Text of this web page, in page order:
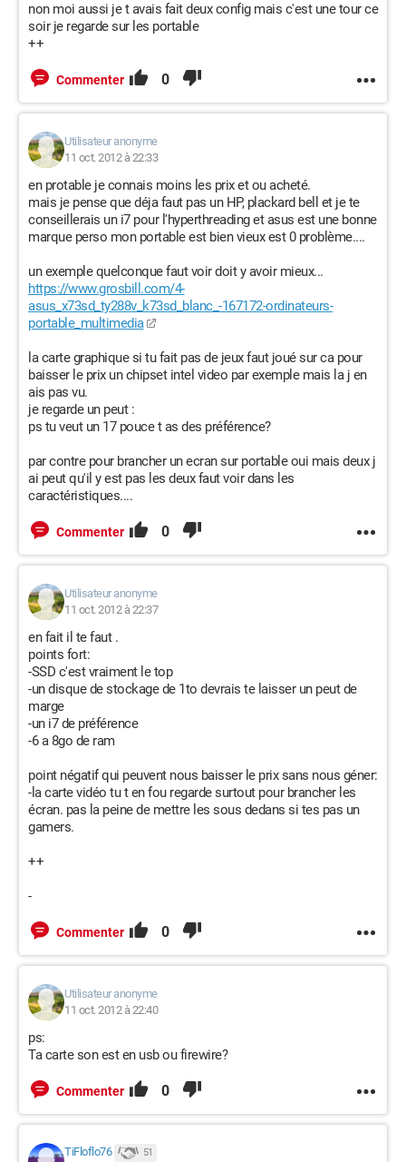
non moi aussi je t avais fait deux config mais c'est une tour ce
soir je regarde sur les portable
++
Commenter 0
Utilisateur anonyme
11 oct. 2012 à 22:33
en protable je connais moins les prix et ou acheté.
mais je pense que déja faut pas un HP, plackard bell et je te
conseillerais un i7 pour l'hyperthreading et asus est une bonne
marque perso mon portable est bien vieux est 0 problème....
un exemple quelconque faut voir doit y avoir mieux...
https://www.grosbill.com/4-
asus_x73sd_ty288v_k73sd_blanc_-167172-ordinateurs-
portable_multimedia
la carte graphique si tu fait pas de jeux faut joué sur ca pour
baisser le prix un chipset intel video par exemple mais la j en
ais pas vu.
je regarde un peut :
ps tu veut un 17 pouce t as des préférence?
par contre pour brancher un ecran sur portable oui mais deux j
ai peut qu'il y est pas les deux faut voir dans les
caractéristiques....
Commenter 0
Utilisateur anonyme
11 oct. 2012 à 22:37
en fait il te faut .
points fort:
-SSD c'est vraiment le top
-un disque de stockage de 1to devrais te laisser un peut de
marge
-un i7 de préférence
-6 a 8go de ram
point négatif qui peuvent nous baisser le prix sans nous géner:
-la carte vidéo tu t en fou regarde surtout pour brancher les
écran. pas la peine de mettre les sous dedans si tes pas un
gamers.
++
-
Commenter 0
Utilisateur anonyme
11 oct. 2012 à 22:40
ps:
Ta carte son est en usb ou firewire?
Commenter 0
TiFloflo76 51